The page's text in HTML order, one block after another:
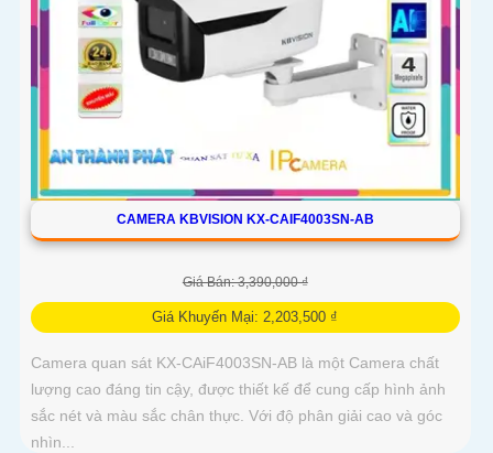
CAMERA KBVISION KX-CAIF4003SN-AB
Giá Bán: 3,390,000 ₫
Giá Khuyến Mại: 2,203,500 ₫
Camera quan sát KX-CAiF4003SN-AB là một Camera chất
lượng cao đáng tin cậy, được thiết kế để cung cấp hình ảnh
sắc nét và màu sắc chân thực. Với độ phân giải cao và góc
nhìn...